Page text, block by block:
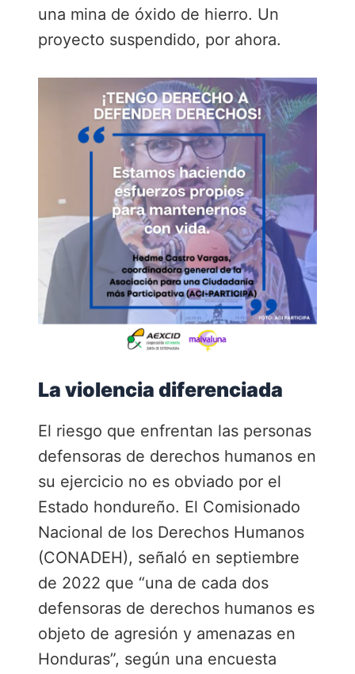
una mina de óxido de hierro. Un
proyecto suspendido, por ahora.
La violencia diferenciada
El riesgo que enfrentan las personas
defensoras de derechos humanos en
su ejercicio no es obviado por el
Estado hondureño. El Comisionado
Nacional de los Derechos Humanos
(CONADEH), señaló en septiembre
de 2022 que “una de cada dos
defensoras de derechos humanos es
objeto de agresión y amenazas en
Honduras”, según una encuesta